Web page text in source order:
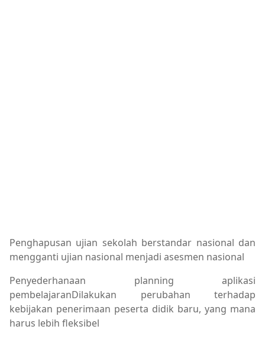
Penghapusan ujian sekolah berstandar nasional dan
mengganti ujian nasional menjadi asesmen nasional
Penyederhanaan planning aplikasi
pembelajaranDilakukan perubahan terhadap
kebijakan penerimaan peserta didik baru, yang mana
harus lebih fleksibel